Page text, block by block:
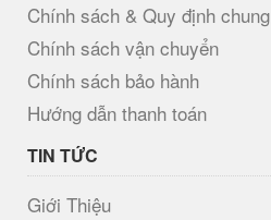
Chính sách & Quy định chung
Chính sách vận chuyển
Chính sách bảo hành
Hướng dẫn thanh toán
TIN TỨC
Giới Thiệu